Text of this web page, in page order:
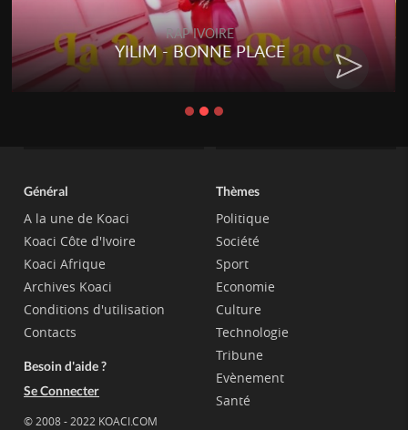
RAP IVOIRE
YILIM - BONNE PLACE
Général
A la une de Koaci
Koaci Côte d'Ivoire
Koaci Afrique
Archives Koaci
Conditions d'utilisation
Contacts
Besoin d'aide ?
Se Connecter
© 2008 - 2022 KOACI.COM
Thèmes
Politique
Société
Sport
Economie
Culture
Technologie
Tribune
Evènement
Santé